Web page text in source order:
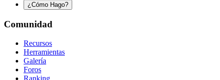
¿Cómo Hago?
Comunidad
Recursos
Herramientas
Galería
Foros
Ranking